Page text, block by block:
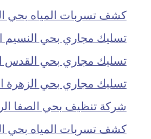
كشف تسربات المياه بحي
تسليك مجاري بحي النسيم
تسليك مجاري بحي القدس
تسليك مجاري بحي الزهرة
شركة تنظيف بحي الصفا
كشف تسربات المياه بحي